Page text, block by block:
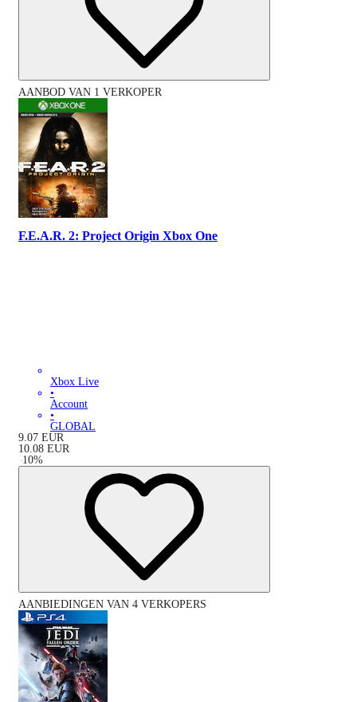
AANBOD VAN 1 VERKOPER
F.E.A.R. 2: Project Origin Xbox One
Xbox Live
•
Account
•
GLOBAL
9.07 EUR
10.08 EUR
-10%
AANBIEDINGEN VAN 4 VERKOPERS